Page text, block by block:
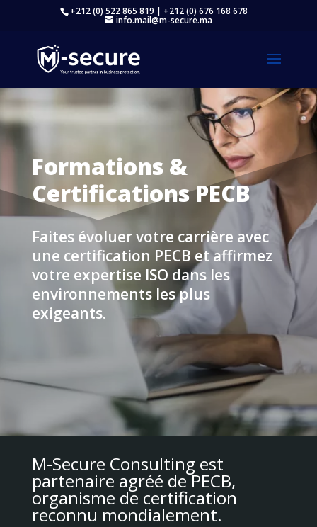
+212 (0) 522 865 819 | +212 (0) 676 168 678
info.mail@m-secure.ma
Formations &
Certifications PECB
Faites évoluer votre carrière avec
une certification PECB et affirmez
votre expertise ISO dans les
environnements les plus
exigeants.
M-Secure Consulting est
partenaire agréé de PECB,
organisme de certification
reconnu mondialement.